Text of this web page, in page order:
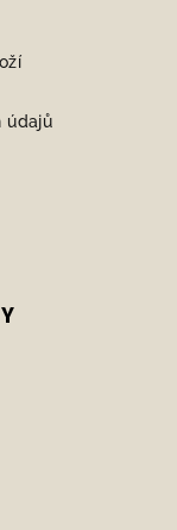
údajů